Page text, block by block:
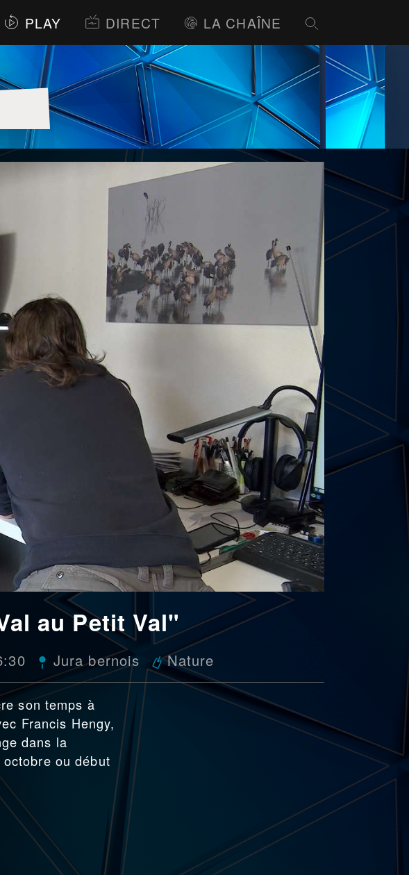
PLAY DIRECT LA CHAÎNE
au Petit Val"
Jura bernois Nature
son temps à
Francis Hengy,
dans la
ou début